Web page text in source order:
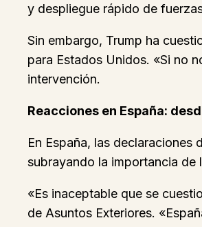
y despliegue rápido de
Sin embargo, Trump ha
para Estados Unidos. «Si no
intervención.
Reacciones en España:
En España, las declaraciones
subrayando la importancia
«Es inaceptable que se
de Asuntos Exteriores.